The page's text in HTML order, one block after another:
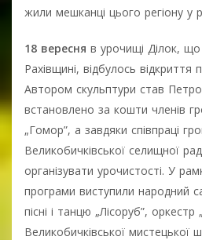
жили мешканці цього регіону у
18 вересня в урочищі Ділок,
Рахівщині, відбулось відкриття
Автором скульптури став
встановлено за кошти членів
„Гомор”, а завдяки співпраці
Великобичківської селищної
організувати урочистості. У
програми виступили народний
пісні і танцю „Лісоруб”, оркестр
Великобичківської мистецької